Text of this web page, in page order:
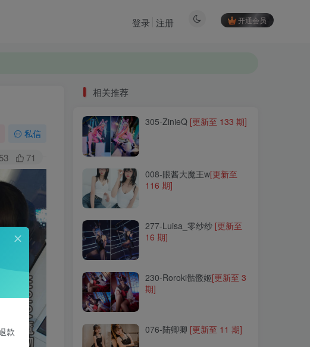
开通会员
登录 注册
私信
71
277-Luisa_零纱纱
230-Roroki骷髅姬
076-陆卿卿
相关推荐
305-ZinieQ [更新至 133 期]
008-眼酱大魔王w[更新至
116 期]
277-Luisa_零纱纱 [更新至
16 期]
230-Roroki骷髅姬[更新至 3
期]
076-陆卿卿 [更新至 11 期]
款